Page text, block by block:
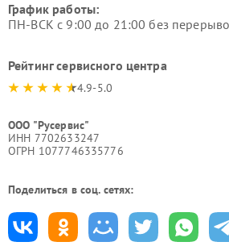
График работы:
ПН-ВСК с 9:00 до 21:00 без
Рейтинг сервисного центра
4.9-5.0
ООО "Русервис"
ИНН 7702633247
ОГРН 1077746335776
Поделиться в соц. сетях: